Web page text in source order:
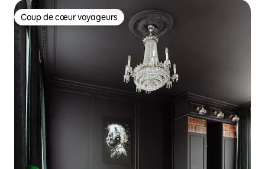
Coup de cœur voyageurs
Coup de cœur voyageurs